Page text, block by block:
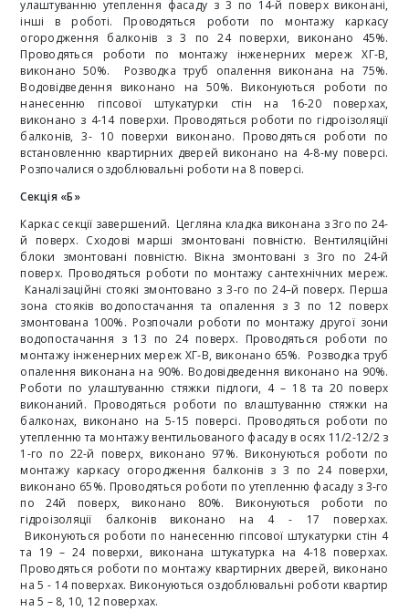
улаштуванню утеплення фасаду з 3 по 14-й поверх виконані,
інші в роботі. Проводяться роботи по монтажу каркасу
огородження балконів з 3 по 24 поверхи, виконано 45%.
Проводяться роботи по монтажу інженерних мереж ХГ-В,
виконано 50%. Розводка труб опалення виконана на 75%.
Водовідведення виконано на 50%. Виконуються роботи по
нанесенню гіпсової штукатурки стін на 16-20 поверхах,
виконано з 4-14 поверхи. Проводяться роботи по гідроізоляції
балконів, 3- 10 поверхи виконано. Проводяться роботи по
встановленню квартирних дверей виконано на 4-8-му поверсі.
Розпочалися оздоблювальні роботи на 8 поверсі.
Секція «Б»
Каркас секції завершений. Цегляна кладка виконана з 3го по 24-
й поверх. Сходові марші змонтовані повністю. Вентиляційні
блоки змонтовані повністю. Вікна змонтовані з 3го по 24-й
поверх. Проводяться роботи по монтажу сантехнічних мереж.
Каналізаційні стоякі змонтовано з 3-го по 24–й поверх. Перша
зона стояків водопостачання та опалення з 3 по 12 поверх
змонтована 100%. Розпочали роботи по монтажу другої зони
водопостачання з 13 по 24 поверх. Проводяться роботи по
монтажу інженерних мереж ХГ-В, виконано 65%. Розводка труб
опалення виконана на 90%. Водовідведення виконано на 90%.
Роботи по улаштуванню стяжки підлоги, 4 – 18 та 20 поверх
виконаний. Проводяться роботи по влаштуванню стяжки на
балконах, виконано на 5-15 поверсі. Проводяться роботи по
утепленню та монтажу вентильованого фасаду в осях 11/2-12/2 з
1-го по 22-й поверх, виконано 97%. Виконуються роботи по
монтажу каркасу огородження балконів з 3 по 24 поверхи,
виконано 65%. Проводяться роботи по утепленню фасаду з 3-го
по 24й поверх, виконано 80%. Виконуються роботи по
гідроізоляції балконів виконано на 4 - 17 поверхах.
Виконуються роботи по нанесенню гіпсової штукатурки стін 4
та 19 – 24 поверхи, виконана штукатурка на 4-18 поверхах.
Проводяться роботи по монтажу квартирних дверей, виконано
на 5 - 14 поверхах. Виконуються оздоблювальні роботи квартир
на 5 – 8, 10, 12 поверхах.